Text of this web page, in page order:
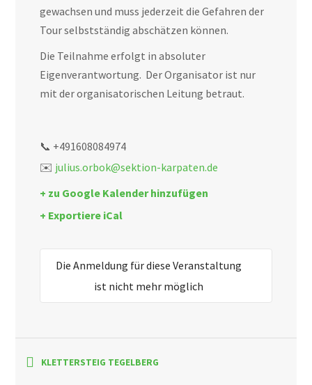
gewachsen und muss jederzeit die Gefahren der
Tour selbstständig abschätzen können.
Die Teilnahme erfolgt in absoluter
Eigenverantwortung. Der Organisator ist nur
mit der organisatorischen Leitung betraut.
📞 +491608084974
✉️ julius.orbok@sektion-karpaten.de
+ zu Google Kalender hinzufügen
+ Exportiere iCal
Die Anmeldung für diese Veranstaltung
ist nicht mehr möglich
KLETTERSTEIG TEGELBERG